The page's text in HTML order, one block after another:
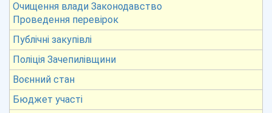
Очищення влади Законодавство
Проведення перевірок
Публічні закупівлі
Поліція Зачепилівщини
Воєнний стан
Бюджет участі